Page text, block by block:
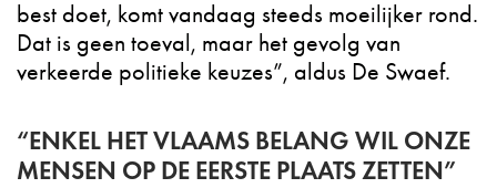
best doet, komt vandaag steeds moeilijker rond.
Dat is geen toeval, maar het gevolg van
verkeerde politieke keuzes”, aldus De Swaef.
“ENKEL HET VLAAMS BELANG WIL ONZE
MENSEN OP DE EERSTE PLAATS ZETTEN”